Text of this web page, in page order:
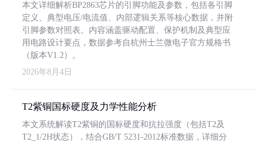
本文详细解析BP2863芯片的引脚功能及参数，包括各引脚
定义、典型电压/电流值、内部逻辑关系等核心数据，并附
引脚参数对照表。内容涵盖驱动配置、保护机制及典型应
用电路设计要点，数据参考自杭州士兰微电子官方规格书
（版本V1.2）。
2026年8月4日
T2紫铜国标硬度及力学性能分析
本文系统解读T2紫铜的国标硬度和抗拉强度（包括T2及
T2_1/2H状态），结合GB/T 5231-2012标准数据，详细分